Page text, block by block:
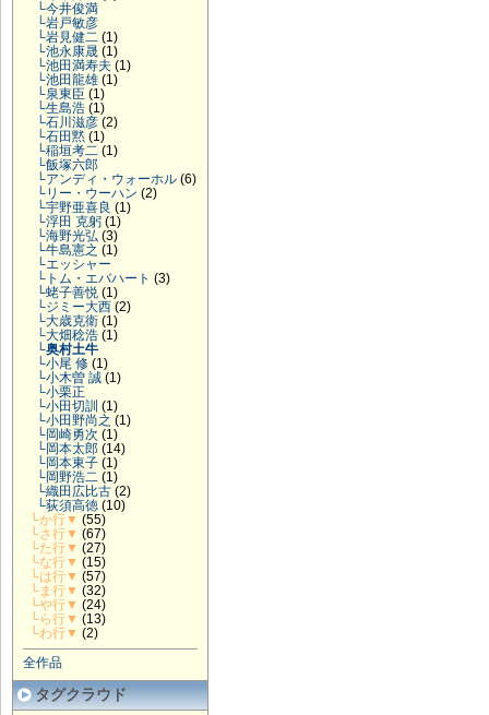
└今井俊満
└岩戸敏彦
└岩見健二(1)
└池永康晟(1)
└池田満寿夫 (1)
└池田龍雄(1)
└泉東臣 (1)
└生島浩(1)
└石川滋彦(2)
└石田黙(1)
└稲垣考二(1)
└飯塚六郎
└アンディ・ウォーホル(6)
└リー・ウーハン (2)
└宇野亜喜良 (1)
└浮田 克躬(1)
└海野光弘(3)
└牛島憲之 (1)
└エッシャー
└トム・エバハート (3)
└蛯子善悦(1)
└ジミー大西(2)
└大歳克衛(1)
└大畑稔浩(1)
└奥村土牛
└小尾 修(1)
└小木曽 誠(1)
└小栗正
└小田切訓 (1)
└小田野尚之 (1)
└岡崎勇次 (1)
└岡本太郎(14)
└岡本東子(1)
└岡野浩二(1)
└織田広比古(2)
└荻須高徳(10)
└か行▼ (55)
└さ行▼ (67)
└た行▼ (27)
└な行▼ (15)
└は行▼ (57)
└ま行▼ (32)
└や行▼ (24)
└ら行▼ (13)
└わ行▼ (2)
全作品
タグクラウド